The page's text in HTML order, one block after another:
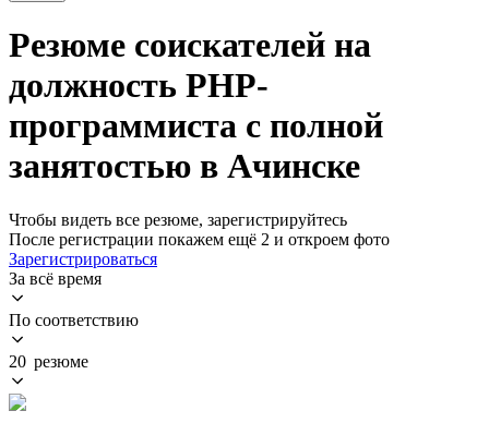
Резюме соискателей на
должность PHP-
программиста с полной
занятостью в Ачинске
Чтобы видеть все резюме, зарегистрируйтесь
После регистрации покажем ещё 2 и откроем фото
Зарегистрироваться
За всё время
По соответствию
20 резюме